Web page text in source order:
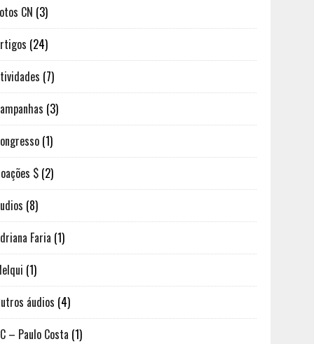
CN (3)
(24)
(7)
(3)
(1)
$ (2)
(8)
Faria (1)
(1)
áudios (4)
– Paulo Costa (1)